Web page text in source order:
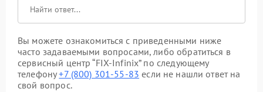
Вы можете ознакомиться с приведенными ниже
часто задаваемыми вопросами, либо обратиться в
сервисный центр “FIX-Infinix” по следующему
телефону+7 (800) 301-55-83 если не нашли ответ на
свой вопрос.